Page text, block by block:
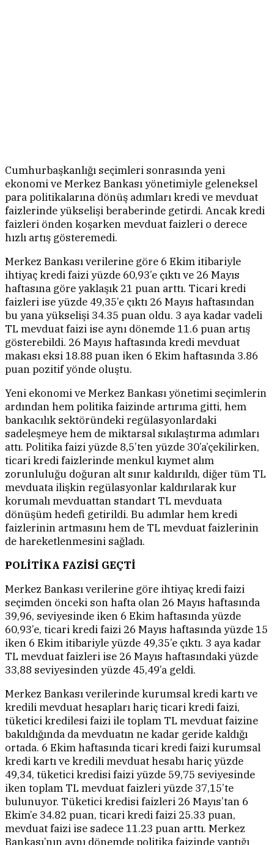
Cumhurbaşkanlığı seçimleri sonrasında yeni
ekonomi ve Merkez Bankası yönetimiyle geleneksel
para politikalarına dönüş adımları kredi ve mevduat
faizlerinde yükselişi beraberinde getirdi. Ancak kredi
faizleri önden koşarken mevduat faizleri o derece
hızlı artış gösteremedi.
Merkez Bankası verilerine göre 6 Ekim itibariyle
ihtiyaç kredi faizi yüzde 60,93’e çıktı ve 26 Mayıs
haftasına göre yaklaşık 21 puan arttı. Ticari kredi
faizleri ise yüzde 49,35’e çıktı 26 Mayıs haftasından
bu yana yükselişi 34.35 puan oldu. 3 aya kadar vadeli
TL mevduat faizi ise aynı dönemde 11.6 puan artış
gösterebildi. 26 Mayıs haftasında kredi mevduat
makası eksi 18.88 puan iken 6 Ekim haftasında 3.86
puan pozitif yönde oluştu.
Yeni ekonomi ve Merkez Bankası yönetimi seçimlerin
ardından hem politika faizinde artırıma gitti, hem
bankacılık sektöründeki regülasyonlardaki
sadeleşmeye hem de miktarsal sıkılaştırma adımları
attı. Politika faizi yüzde 8,5’ten yüzde 30’a’çekilirken,
ticari kredi faizlerinde menkul kıymet alım
zorunluluğu doğuran alt sınır kaldırıldı, diğer tüm TL
mevduata ilişkin regülasyonlar kaldırılarak kur
korumalı mevduattan standart TL mevduata
dönüşüm hedefi getirildi. Bu adımlar hem kredi
faizlerinin artmasını hem de TL mevduat faizlerinin
de hareketlenmesini sağladı.
POLİTİKA FAZİSİ GEÇTİ
Merkez Bankası verilerine göre ihtiyaç kredi faizi
seçimden önceki son hafta olan 26 Mayıs haftasında
39,96, seviyesinde iken 6 Ekim haftasında yüzde
60,93’e, ticari kredi faizi 26 Mayıs haftasında yüzde 15
iken 6 Ekim itibariyle yüzde 49,35’e çıktı. 3 aya kadar
TL mevduat faizleri ise 26 Mayıs haftasındaki yüzde
33,88 seviyesinden yüzde 45,49’a geldi.
Merkez Bankası verilerinde kurumsal kredi kartı ve
kredili mevduat hesapları hariç ticari kredi faizi,
tüketici kredilesi faizi ile toplam TL mevduat faizine
bakıldığında da mevduatın ne kadar geride kaldığı
ortada. 6 Ekim haftasında ticari kredi faizi kurumsal
kredi kartı ve kredili mevduat hesabı hariç yüzde
49,34, tüketici kredisi faizi yüzde 59,75 seviyesinde
iken toplam TL mevduat faizleri yüzde 37,15’te
bulunuyor. Tüketici kredisi faizleri 26 Mayıs’tan 6
Ekim’e 34.82 puan, ticari kredi faizi 25.33 puan,
mevduat faizi ise sadece 11.23 puan arttı. Merkez
Bankası’nın aynı dönemde politika faizinde yaptığı